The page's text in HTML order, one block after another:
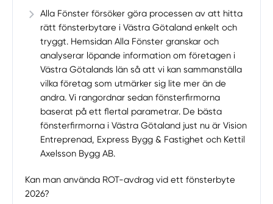
Alla Fönster försöker göra processen av att hitta
rätt fönsterbytare i Västra Götaland enkelt och
tryggt. Hemsidan Alla Fönster granskar och
analyserar löpande information om företagen i
Västra Götalands län så att vi kan sammanställa
vilka företag som utmärker sig lite mer än de
andra. Vi rangordnar sedan fönsterfirmorna
baserat på ett flertal parametrar. De bästa
fönsterfirmorna i Västra Götaland just nu är Vision
Entreprenad, Express Bygg & Fastighet och Kettil
Axelsson Bygg AB.
Kan man använda ROT-avdrag vid ett fönsterbyte
2026?